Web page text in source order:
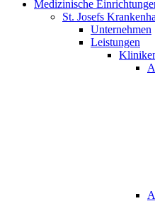
Medizinische
St. Josefs
Unternehmen
Leistungen